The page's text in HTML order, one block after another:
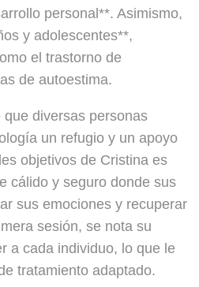
personal**. Asimismo,
y adolescentes**,
el trastorno de
de autoestima.
diversas personas
un refugio y un apoyo
objetivos de Cristina es
cálido y seguro donde sus
sus emociones y recuperar
sesión, se nota su
a cada individuo, lo que le
tratamiento adaptado.